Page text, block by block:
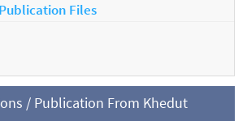
Files
/ Publication From Khedut